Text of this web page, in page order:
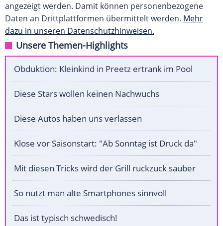
angezeigt werden. Damit können personenbezogene
Daten an Drittplattformen übermittelt werden. Mehr
dazu in unseren Datenschutzhinweisen.
Unsere Themen-Highlights
Obduktion: Kleinkind in Preetz ertrank im Pool
Diese Stars wollen keinen Nachwuchs
Diese Autos haben uns verlassen
Klose vor Saisonstart: "Ab Sonntag ist Druck da"
Mit diesen Tricks wird der Grill ruckzuck sauber
So nutzt man alte Smartphones sinnvoll
Das ist typisch schwedisch!